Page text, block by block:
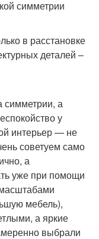
симметрии
в расстановке
деталей –
симметрии, а
у
интерьер — не
советуем само
а
уже при помощи
мебель),
а яркие
выбрали